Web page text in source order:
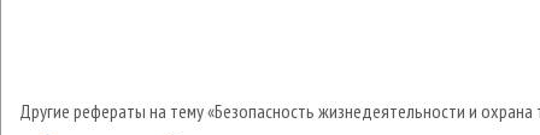
Другие рефераты на тему «Безопасность жизнедеятельности и охрана